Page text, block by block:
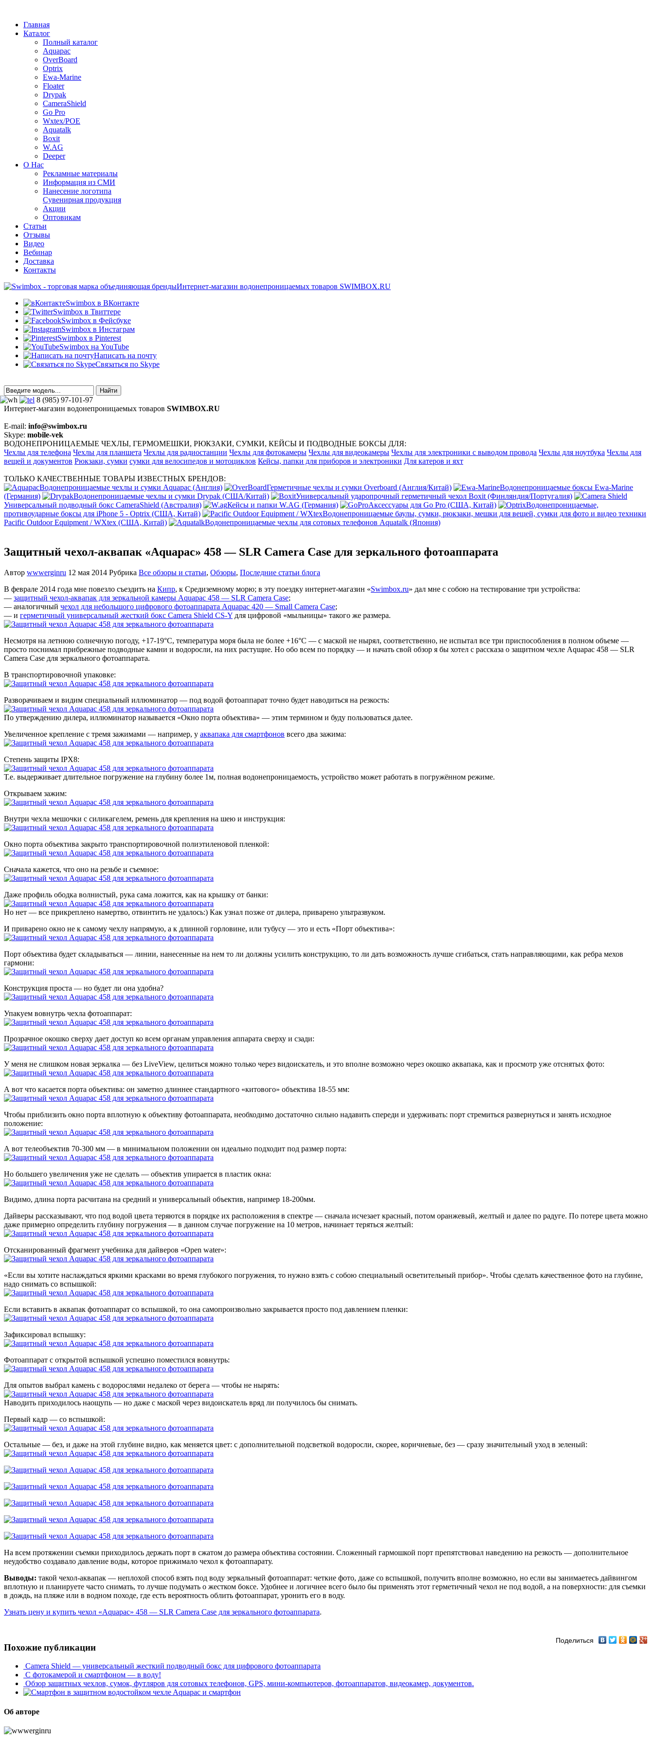
Главная
Каталог
Полный каталог
Aquapac
OverBoard
Optrix
Ewa-Marine
Floater
Drypak
CameraShield
Go Pro
Wxtex/POE
Aquatalk
Boxit
W.AG
Deeper
О Нас
Рекламные материалы
Информация из СМИ
Нанесение логотипа
Сувенирная продукция
Акции
Оптовикам
Статьи
Отзывы
Видео
Вебинар
Доставка
Контакты
Интернет-магазин водонепроницаемых товаров SWIMBOX.RU
Swimbox в ВКонтакте
Swimbox в Твиттере
Swimbox в Фейсбуке
Swimbox в Инстаграм
Swimbox в Pinterest
Swimbox на YouTube
Написать на почту
Связаться по Skype
8 (985) 97-101-97
Интернет-магазин водонепроницаемых товаров SWIMBOX.RU
E-mail: info@swimbox.ru
Skype: mobile-vek
ВОДОНЕПРОНИЦАЕМЫЕ ЧЕХЛЫ, ГЕРМОМЕШКИ, РЮКЗАКИ, СУМКИ, КЕЙСЫ И ПОДВОДНЫЕ БОКСЫ ДЛЯ:
Чехлы для телефона Чехлы для планшета Чехлы для радиостанции Чехлы для фотокамеры Чехлы для видеокамеры Чехлы для электроники с выводом провода Чехлы для ноутбука Чехлы для
вещей и документов Рюкзаки, сумки сумки для велосипедов и мотоциклов Кейсы, папки для приборов и электроники Для катеров и яхт
ТОЛЬКО КАЧЕСТВЕННЫЕ ТОВАРЫ ИЗВЕСТНЫХ БРЕНДОВ:
Водонепроницаемые чехлы и сумки Aquapac (Англия)
Герметичные чехлы и сумки Overboard (Англия/Китай)
Водонепроницаемые боксы Ewa-Marine
(Германия)
Водонепроницаемые чехлы и сумки Drypak (США/Китай)
Универсальный ударопрочный герметичный чехол Boxit (Финляндия/Португалия)
Универсальный подводный бокс CameraShield (Австралия)
Кейсы и папки W.AG (Германия) Аксессуары для Go Pro (США, Китай)
Водонепроницаемые,
противоударные боксы для iPhone 5 - Optrix (США, Китай)
Водонепроницаемые баулы, сумки, рюкзаки, мешки для вещей, сумки для фото и видео техники
Pacific Outdoor Equipment / WXtex (США, Китай)
Водонепроницаемые чехлы для сотовых телефонов Aquatalk (Япония)
Защитный чехол-аквапак «Aquapac» 458 — SLR Camera Case для зеркального фотоаппарата
Автор wwwerginru 12 мая 2014 Рубрика Все обзоры и статьи, Обзоры, Последние статьи блога
В феврале 2014 года мне повезло съездить на Кипр, к Средиземному морю; в эту поездку интернет-магазин «Swimbox.ru» дал мне с собою на тестирование три устройства:
— защитный чехол-аквапак для зеркальной камеры Aquapac 458 — SLR Camera Case;
— аналогичный чехол для небольшого цифрового фотоаппарата Aquapac 420 — Small Camera Case;
— и герметичный универсальный жесткий бокс Camera Shield CS-Y для цифровой «мыльницы» такого же размера.
Несмотря на летнюю солнечную погоду, +17-19°C, температура моря была не более +16°C — с маской не нырял, соответственно, не испытал все три приспособления в полном объеме —
просто поснимал прибрежные подводные камни и водоросли, на них растущие. Но обо всем по порядку — и начать свой обзор я бы хотел с рассказа о защитном чехле Aquapac 458 — SLR
Camera Case для зеркального фотоаппарата.
В транспортировочной упаковке:
Разворачиваем и видим специальный иллюминатор — под водой фотоаппарат точно будет наводиться на резкость:
По утверждению дилера, иллюминатор называется «Окно порта объектива» — этим термином и буду пользоваться далее.
Увеличенное крепление с тремя зажимами — например, у аквапака для смартфонов всего два зажима:
Степень защиты IPX8:
Т.е. выдерживает длительное погружение на глубину более 1м, полная водонепроницаемость, устройство может работать в погружённом режиме.
Открываем зажим:
Внутри чехла мешочки с силикагелем, ремень для крепления на шею и инструкция:
Окно порта объектива закрыто транспортировочной полиэтиленовой пленкой:
Сначала кажется, что оно на резьбе и съемное:
Даже профиль ободка волнистый, рука сама ложится, как на крышку от банки:
Но нет — все прикреплено намертво, отвинтить не удалось:) Как узнал позже от дилера, приварено ультразвуком.
И приварено окно не к самому чехлу напрямую, а к длинной горловине, или тубусу — это и есть «Порт объектива»:
Порт объектива будет складываться — линии, нанесенные на нем то ли должны усилить конструкцию, то ли дать возможность лучше сгибаться, стать направляющими, как ребра мехов
гармони:
Конструкция проста — но будет ли она удобна?
Упакуем вовнутрь чехла фотоаппарат:
Прозрачное окошко сверху дает доступ ко всем органам управления аппарата сверху и сзади:
У меня не слишком новая зеркалка — без LiveView, целиться можно только через видоискатель, и это вполне возможно через окошко аквапака, как и просмотр уже отснятых фото:
А вот что касается порта объектива: он заметно длиннее стандартного «китового» объектива 18-55 мм:
Чтобы приблизить окно порта вплотную к объективу фотоаппарата, необходимо достаточно сильно надавить спереди и удерживать: порт стремиться развернуться и занять исходное
положение:
А вот телеобъектив 70-300 мм — в минимальном положении он идеально подходит под размер порта:
Но большего увеличения уже не сделать — объектив упирается в пластик окна:
Видимо, длина порта расчитана на средний и универсальный объектив, например 18-200мм.
Дайверы рассказывают, что под водой цвета теряются в порядке их расположения в спектре — сначала исчезает красный, потом оранжевый, желтый и далее по радуге. По потере цвета можно
даже примерно определить глубину погружения — в данном случае погружение на 10 метров, начинает теряться желтый:
Отсканированный фрагмент учебника для дайверов «Open water»:
«Если вы хотите наслаждаться яркими красками во время глубокого погружения, то нужно взять с собою специальный осветительный прибор». Чтобы сделать качественное фото на глубине,
надо снимать со вспышкой:
Если вставить в аквапак фотоаппарат со вспышкой, то она самопроизвольно закрывается просто под давлением пленки:
Зафиксировал вспышку:
Фотоаппарат с открытой вспышкой успешно поместился вовнутрь:
Для опытов выбрал камень с водорослями недалеко от берега — чтобы не нырять:
Наводить приходилось наощупь — но даже с маской через видоискатель вряд ли получилось бы снимать.
Первый кадр — со вспышкой:
Остальные — без, и даже на этой глубине видно, как меняется цвет: с дополнительной подсветкой водоросли, скорее, коричневые, без — сразу значительный уход в зеленый:
На всем протяжении съемки приходилось держать порт в сжатом до размера объектива состоянии. Сложенный гармошкой порт препятствовал наведению на резкость — дополнительное
неудобство создавало давление воды, которое прижимало чехол к фотоаппарату.
Выводы: такой чехол-аквапак — неплохой способ взять под воду зеркальный фотоаппарат: четкие фото, даже со вспышкой, получить вполне возможно, но если вы занимаетесь дайвингом
вплотную и планируете часто снимать, то лучше подумать о жестком боксе. Удобнее и логичнее всего было бы применять этот герметичный чехол не под водой, а на поверхности: для съемки
в дождь, на пляже или в водном походе, где есть вероятность облить фотоаппарат, уронить его в воду.
Узнать цену и купить чехол «Aquapac» 458 — SLR Camera Case для зеркального фотоаппарата.
Поделиться
Похожие публикации
Camera Shield — универсальный жесткий подводный бокс для цифрового фотоаппарата
С фотокамерой и смартфоном — в воду!
Обзор защитных чехлов, сумок, футляров для сотовых телефонов, GPS, мини-компьютеров, фотоаппаратов, видеокамер, документов.
Aquapac и смартфон
Об авторе